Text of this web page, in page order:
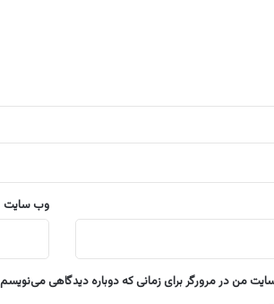
وب‌ سایت
من در مرورگر برای زمانی که دوباره دیدگاهی